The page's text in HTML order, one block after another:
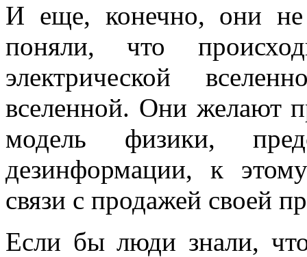
И еще, конечно, они не
поняли, что
электрической
вселенной. Они желают
модель физики,
дезинформации, к
связи с продажей своей
Если бы люди знали,